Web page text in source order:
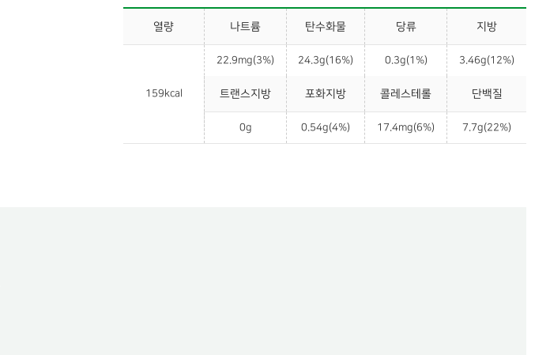
열량 나트륨 탄수화물 당류 지방
159kcal
22.9mg(3%) 24.3g(16%) 0.3g(1%) 3.46g(12%)
트랜스지방 포화지방 콜레스테롤 단백질
0g 0.54g(4%) 17.4mg(6%) 7.7g(22%)